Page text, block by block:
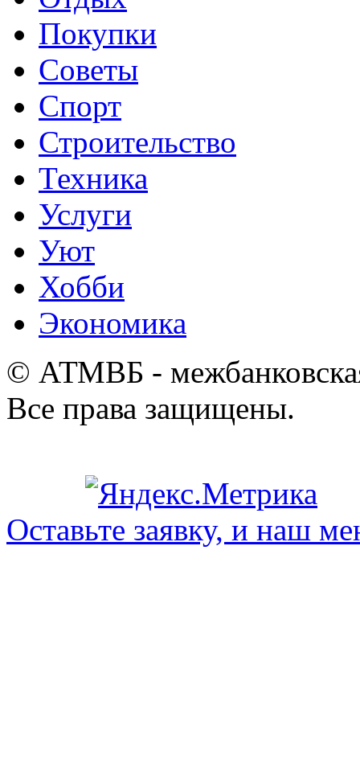
Покупки
Советы
Спорт
Строительство
Техника
Услуги
Уют
Хобби
Экономика
© АТМВБ -
Все права защищены.
Оставьте заявку, и наш